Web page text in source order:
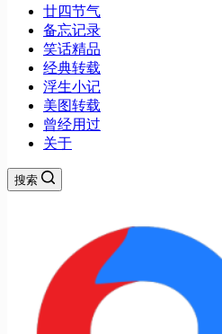
廿四节气
备忘记录
笑话精品
经典转载
浮生小记
美图转载
曾经用过
关于
搜索